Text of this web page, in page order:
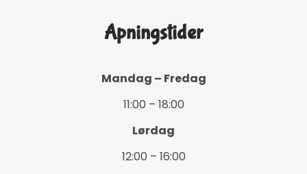
Åpningstider
Mandag – Fredag
11:00 – 18:00
Lørdag
12:00 – 16:00